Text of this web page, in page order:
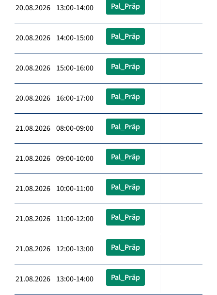
20.08.2026 13:00-14:00 Pal_Präp
20.08.2026 14:00-15:00 Pal_Präp
20.08.2026 15:00-16:00 Pal_Präp
20.08.2026 16:00-17:00 Pal_Präp
21.08.2026 08:00-09:00 Pal_Präp
21.08.2026 09:00-10:00 Pal_Präp
21.08.2026 10:00-11:00 Pal_Präp
21.08.2026 11:00-12:00 Pal_Präp
21.08.2026 12:00-13:00 Pal_Präp
21.08.2026 13:00-14:00 Pal_Präp